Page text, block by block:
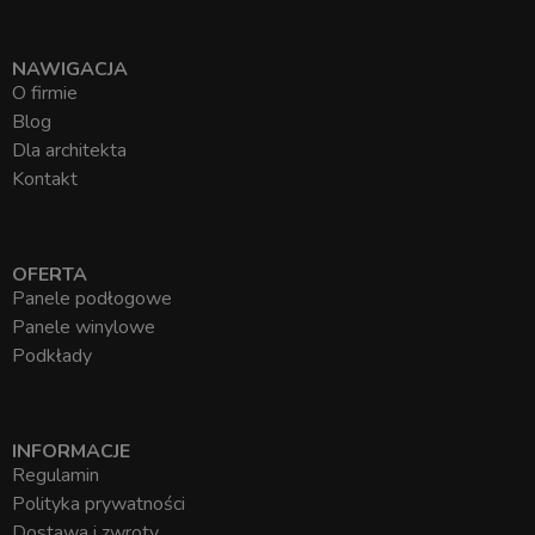
NAWIGACJA
O firmie
Blog
Dla architekta
Kontakt
OFERTA
Panele podłogowe
Panele winylowe
Podkłady
INFORMACJE
Regulamin
Polityka prywatności